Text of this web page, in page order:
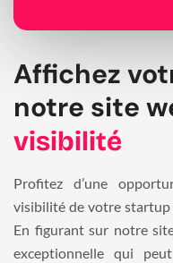
Affichez
notre site
visibilité
Profitez d’une
visibilité de votre startup
En figurant sur notre
exceptionnelle qui